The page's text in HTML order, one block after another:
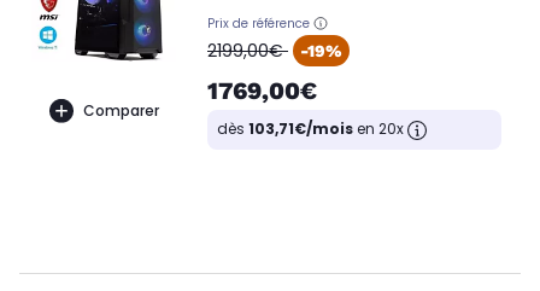
Comparer
Prix de référence
oldPrice
2199,00€ -19%
1769,00€
dès 103,71€/moisen 20x